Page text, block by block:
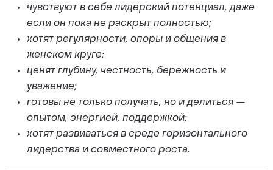
чувствуют в себе лидерский потенциал, даже
если он пока не раскрыт полностью;
хотят регулярности, опоры и общения в
женском круге;
ценят глубину, честность, бережность и
уважение;
готовы не только получать, но и делиться —
опытом, энергией, поддержкой;
хотят развиваться в среде горизонтального
лидерства и совместного роста.